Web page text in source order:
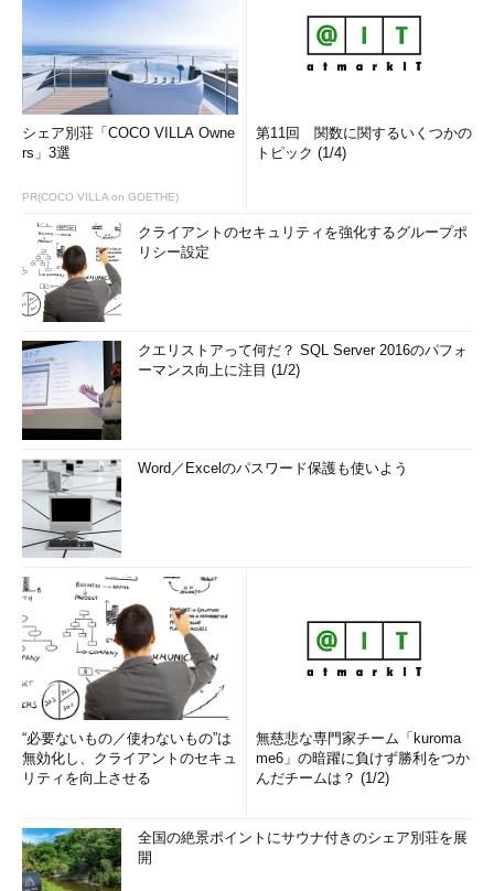
シェア別荘「COCO VILLA Owne
rs」3選
PR(COCO VILLA on GOETHE)
第11回 関数に関するいくつかの
トピック (1/4)
クライアントのセキュリティを強化するグループポ
リシー設定
クエリストアって何だ？ SQL Server 2016のパフォ
ーマンス向上に注目 (1/2)
Word／Excelのパスワード保護も使いよう
“必要ないもの／使わないもの”は
無効化し、クライアントのセキュ
リティを向上させる
無慈悲な専門家チーム「kuroma
me6」の暗躍に負けず勝利をつか
んだチームは？ (1/2)
全国の絶景ポイントにサウナ付きのシェア別荘を展
開